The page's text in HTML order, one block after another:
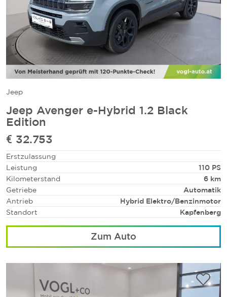
Jeep
Jeep Avenger e-Hybrid 1.2 Black
Edition
€ 32.753
Erstzulassung
Leistung
110 PS
Kilometerstand
6 km
Getriebe
Automatik
Antrieb
Hybrid Elektro/Benzinmotor
Standort
Kapfenberg
Zum Auto